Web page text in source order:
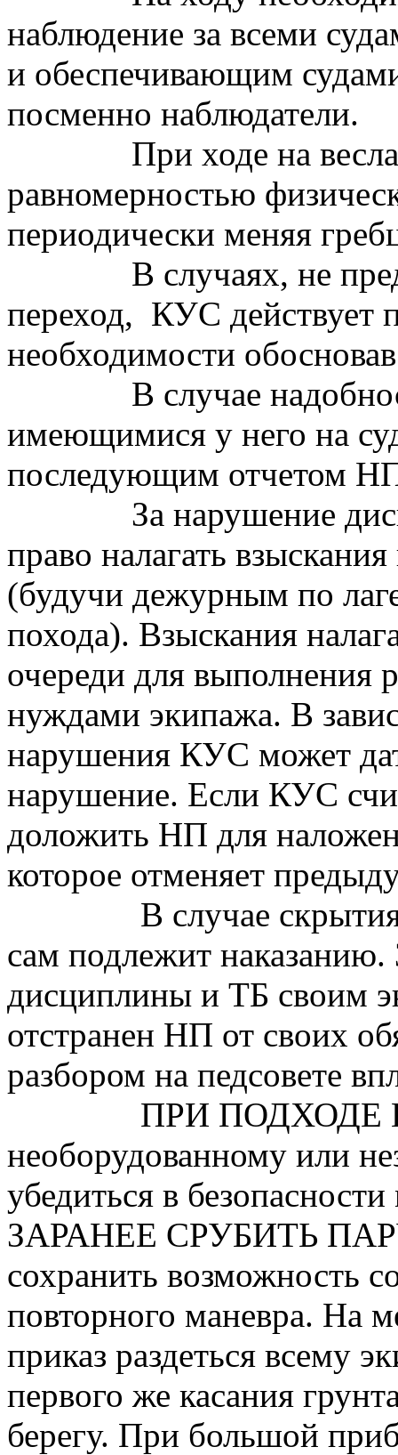
наблюдение за всеми
и обеспечивающим
посменно наблюдатели.
При ходе на
равномерностью
периодически меняя
В случаях, не
переход, КУС действует
необходимости
В случае
имеющимися у него на
последующим отчетом
За нарушение
право налагать
(будучи дежурным по
похода). Взыскания
очереди для выполнения
нуждами экипажа. В
нарушения КУС может
нарушение. Если КУС
доложить НП для
которое отменяет
В случае
сам подлежит
дисциплины и ТБ своим
отстранен НП от своих
разбором на педсовете
ПРИ ПОДХОДЕ К
необорудованному или
убедиться в
ЗАРАНЕЕ СРУБИТЬ
сохранить возможность
повторного маневра. На
приказ раздеться всему
первого же касания
берегу. При большой